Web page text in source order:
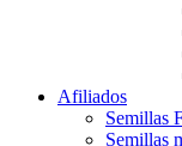
Afiliados
Semillas
Semillas